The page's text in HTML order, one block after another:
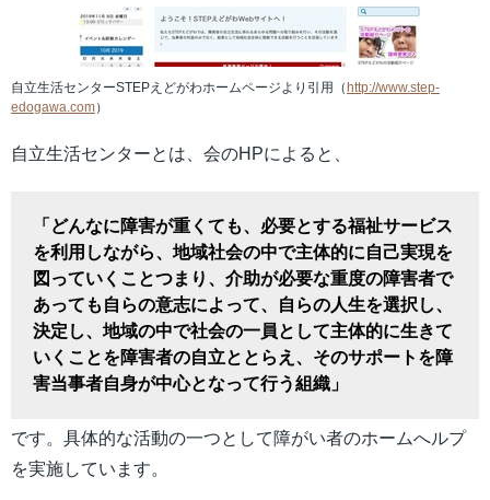
自立生活センターSTEPえどがわホームページより引用（ http://www.step-
edogawa.com）
自立生活センターとは、会のHPによると、
「どんなに障害が重くても、必要とする福祉サービス
を利用しながら、地域社会の中で主体的に自己実現を
図っていくことつまり、介助が必要な重度の障害者で
あっても自らの意志によって、自らの人生を選択し、
決定し、地域の中で社会の一員として主体的に生きて
いくことを障害者の自立ととらえ、そのサポートを障
害当事者自身が中心となって行う組織」
です。具体的な活動の一つとして障がい者のホームへルプ
を実施しています。